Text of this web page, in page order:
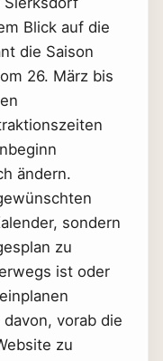
Blick auf die
die Saison
26. März bis
ändern.
sondern
zu
ist oder
vorab die
zu